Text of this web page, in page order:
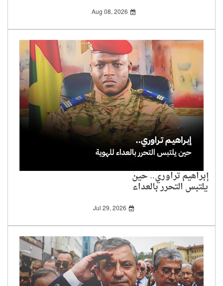
Aug 08, 2026
إبراهيم تراوري.. حين
يلتبس التحرر بالعداء
Jul 29, 2026